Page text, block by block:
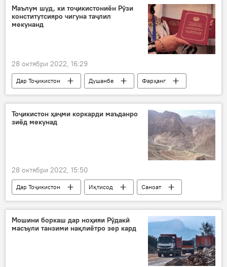
Маълум шуд, ки тоҷикистониён Рӯзи
конститутсияро чигуна таҷлил
мекунанд
28 октябри 2022, 16:29
Дар Тоҷикистон Душанбе
Фарҳанг
рӯзи сарқонуни ҶТ
Тоҷикистон ҳаҷми коркарди маъданро
зиёд мекунад
28 октябри 2022, 15:50
Дар Тоҷикистон Иқтисод
Саноат
маъдан
коркард
Мошини боркаш дар ноҳияи Рӯдакӣ
масъули танзими нақлиётро зер кард